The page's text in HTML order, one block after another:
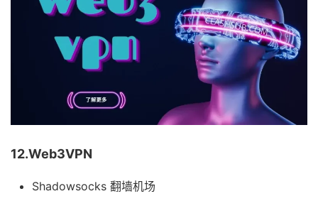
12.Web3VPN
Shadowsocks 翻墙机场